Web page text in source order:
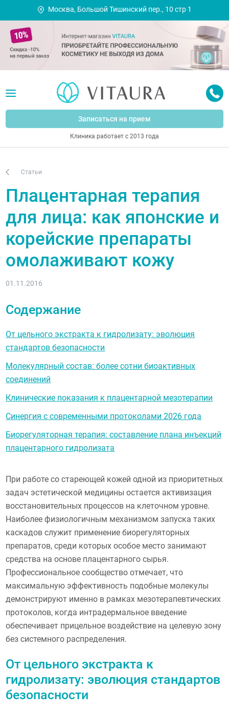
Москва, Большой Тишинский пер., 10 стр 1
Записаться на прием
Клиника работает с 2013 года
Статьи
Плацентарная терапия
для лица: как японские и
корейские препараты
омолаживают кожу
01.11.2016
Содержание
От цельного экстракта к гидролизату: эволюция
стандартов безопасности
Молекулярный состав: более сотни биоактивных
соединений
Клинические показания к плацентарной мезотерапии
Синергия с современными протоколами 2026 года
Биорегуляторная терапия: составление плана инъекций
плацентарного гидролизата
При работе со стареющей кожей одной из приоритетных
задач эстетической медицины остается активизация
восстановительных процессов на клеточном уровне.
Наиболее физиологичным механизмом запуска таких
каскадов служит применение биорегуляторных
препаратов, среди которых особое место занимают
средства на основе плацентарного сырья.
Профессиональное сообщество отмечает, что
максимальную эффективность подобные молекулы
демонстрируют именно в рамках мезотерапевтических
протоколов, когда интрадермальное введение
обеспечивает прицельное воздействие на целевую зону
без системного распределения.
От цельного экстракта к
гидролизату: эволюция стандартов
безопасности